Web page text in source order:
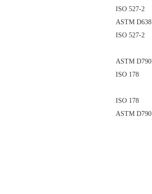
ISO 527-2
ASTM D638
ISO 527-2
ASTM D790
ISO 178
ISO 178
ASTM D790